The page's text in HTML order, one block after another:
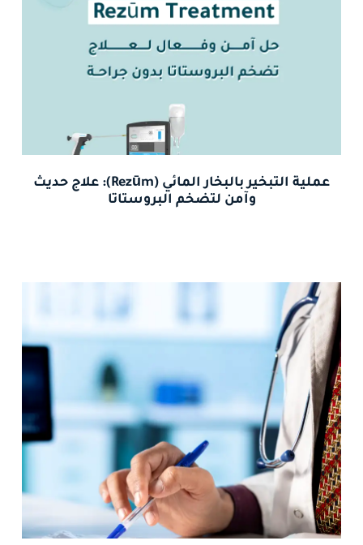
عملية التبخير بالبخار المائي (Rezūm): علاج حديث
وآمن لتضخم البروستاتا